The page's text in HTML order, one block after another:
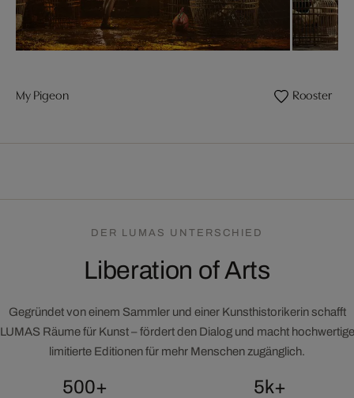
My Pigeon Rooster
DER LUMAS UNTERSCHIED
Liberation of Arts
Gegründet von einem Sammler und einer Kunsthistorikerin schafft
LUMAS Räume für Kunst – fördert den Dialog und macht hochwertige
limitierte Editionen für mehr Menschen zugänglich.
500+ 5k+